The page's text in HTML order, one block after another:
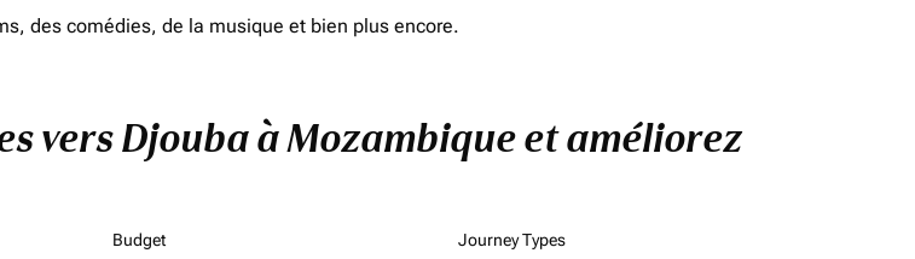
des comédies, de la musique et bien plus encore.
vers Djouba à Mozambique et améliorez
Budget Journey Types